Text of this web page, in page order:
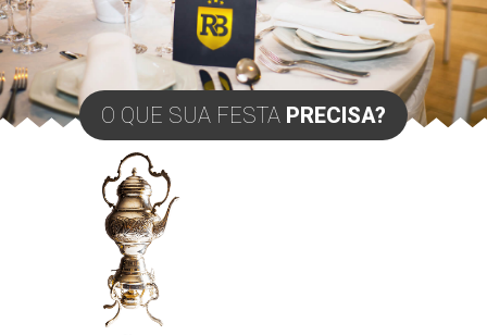
O QUE SUA FESTA PRECISA?